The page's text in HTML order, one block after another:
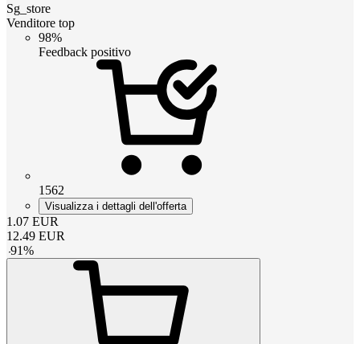
Sg_store
Venditore top
98%
Feedback positivo
1562
Visualizza i dettagli dell'offerta
1.07 EUR
12.49 EUR
-91%